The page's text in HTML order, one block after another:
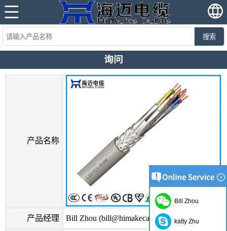
搜索
询问
产品名称
产品经理 Bill Zhou (bill@himakecable.com)
Bill Zhou
katty Zhu